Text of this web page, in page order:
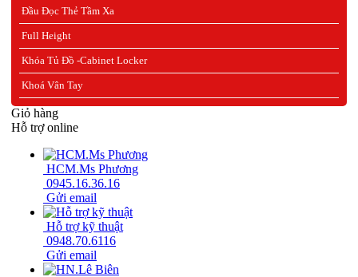
Đầu Đọc Thẻ Tầm Xa
Full Height
Khóa Tủ Đồ -Cabinet Locker
Khoá Vân Tay
Giỏ hàng
Hỗ trợ online
HCM.Ms Phương
0945.16.36.16
Gửi email
Hỗ trợ kỹ thuật
0948.70.6116
Gửi email